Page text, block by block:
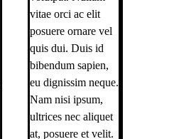
vitae orci ac elit
posuere ornare vel
quis dui. Duis id
bibendum sapien,
eu dignissim neque.
Nam nisi ipsum,
ultrices nec aliquet
at, posuere et velit.